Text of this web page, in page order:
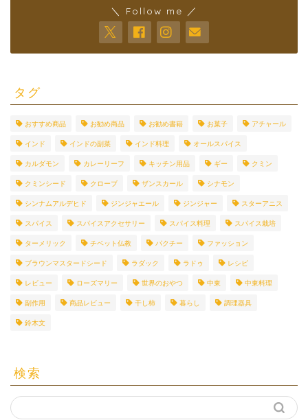
＼ Follow me ／
タグ
おすすめ商品 お勧め商品 お勧め書籍 お菓子 アチャール
インド インドの副菜 インド料理 オールスパイス
カルダモン カレーリーフ キッチン用品 ギー クミン
クミンシード クローブ ザンスカール シナモン
シンナムアルデヒド ジンジャエール ジンジャー スターアニス
スパイス スパイスアクセサリー スパイス料理 スパイス栽培
ターメリック チベット仏教 パクチー ファッション
ブラウンマスタードシード ラダック ラドゥ レシピ
レビュー ローズマリー 世界のおやつ 中東 中東料理
副作用 商品レビュー 干し柿 暮らし 調理器具
鈴木文
検索